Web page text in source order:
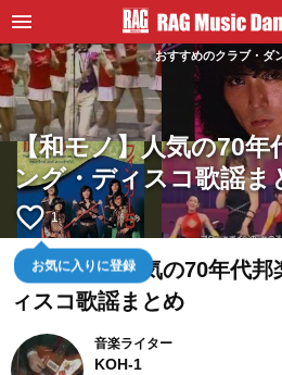
おすすめのクラブ・ダ
【和モノ】人気の70年
ング・ディスコ歌謡ま
favorite_border 1
お気に入りに登録
【和モノ】人気の70年代
ィスコ歌謡まとめ
音楽ライター
KOH-1